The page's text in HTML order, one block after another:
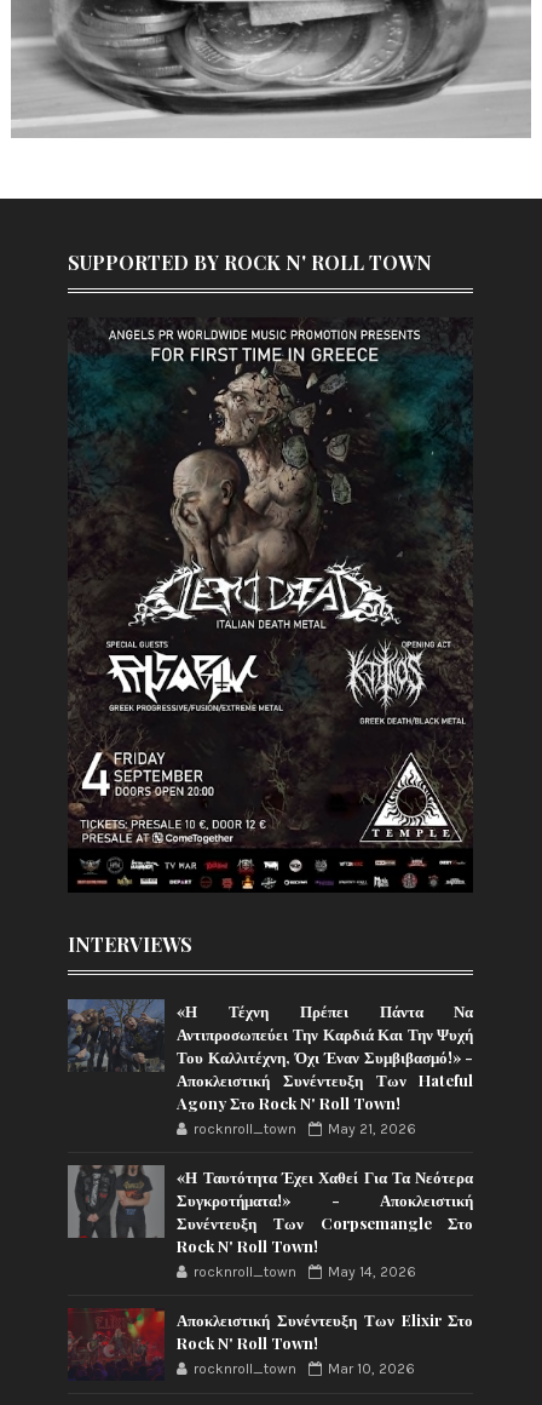
SUPPORTED BY ROCK N' ROLL TOWN
INTERVIEWS
«Η Τέχνη Πρέπει Πάντα Να
Αντιπροσωπεύει Την Καρδιά Και Την Ψυχή
Του Καλλιτέχνη, Όχι Έναν Συμβιβασμό!» -
Αποκλειστική Συνέντευξη Των Hateful
Agony Στο Rock N' Roll Town!
rocknroll_town May 21, 2026
«Η Ταυτότητα Έχει Χαθεί Για Τα Νεότερα
Συγκροτήματα!» - Αποκλειστική
Συνέντευξη Των Corpsemangle Στο
Rock N' Roll Town!
rocknroll_town May 14, 2026
Αποκλειστική Συνέντευξη Των Elixir Στο
Rock N' Roll Town!
rocknroll_town Mar 10, 2026